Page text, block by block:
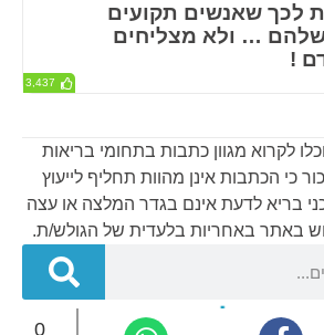
0
לקרוא מגוון כתבות בתחומי בריאות
כי הכתבות אינן מהוות תחליף לייעוץ
בריא לדעת אינם בגדר המלצה או עצה
באתר באחריות בלעדית של הגולש/ת.
לכך שאנשים תקועים
… ולא מצליחים
!
3,437